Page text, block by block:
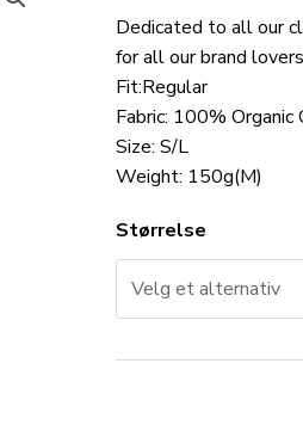
Dedicated to all our
for all our brand
Fit:Regular
Fabric: 100% Organic
Size: S/L
Weight: 150g(M)
Størrelse